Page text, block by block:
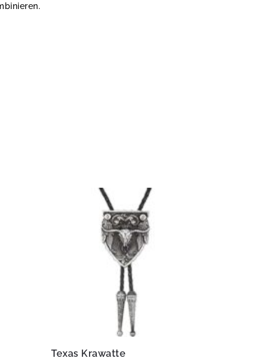
Texas Krawatte